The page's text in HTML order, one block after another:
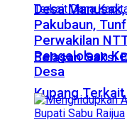
Belasan Saksi
Kupang
Desa
Pakubaun,
Perwakilan
Pengelolaan
Desa